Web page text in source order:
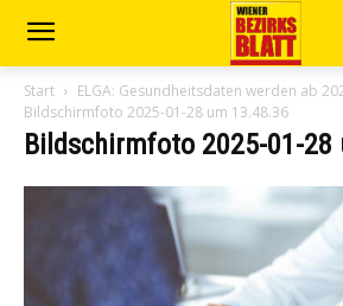
Start
ELGA: Gesundheitsdaten werden ab
Bildschirmfoto 2025-01-28 um 13.48.36
Bildschirmfoto 2025-01-